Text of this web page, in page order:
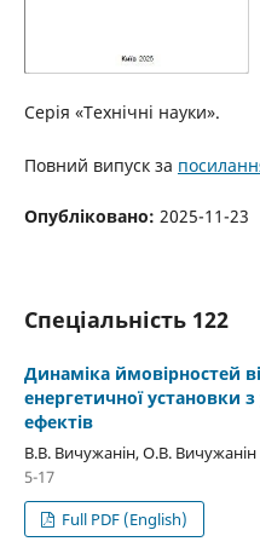
Серія «Технічні науки».
Повний випуск за
Опубліковано: 2025-11-23
Спеціальність 122
Динаміка ймовірностей
енергетичної установки
ефектів
В.В. Вичужанін, О.В. Вичужанін
5-17
Full PDF (English)